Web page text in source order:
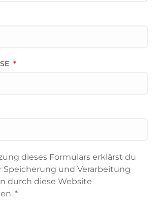
*
dieses Formulars erklärst du
Speicherung und Verarbeitung
durch diese Website
*